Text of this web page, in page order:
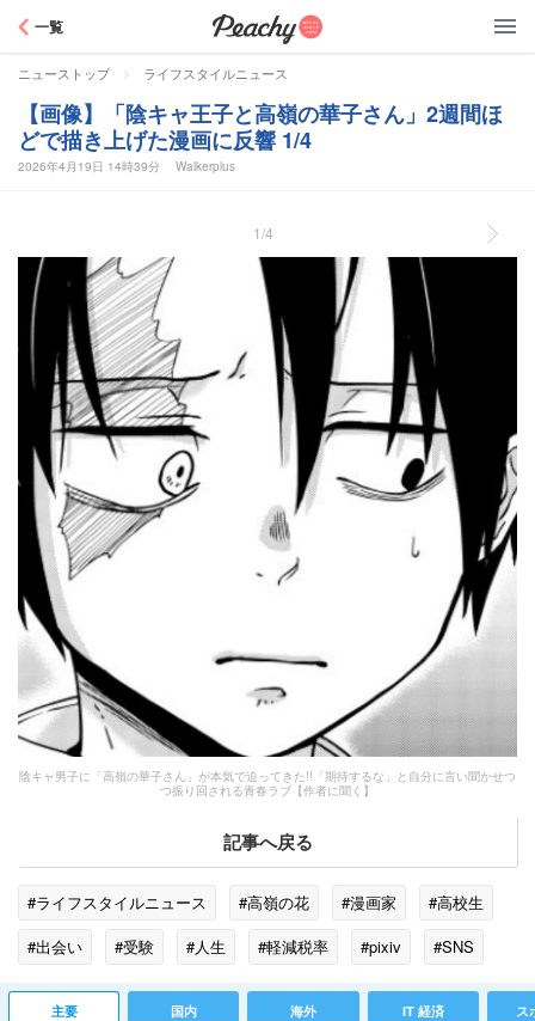
一覧
ニューストップ > ライフスタイルニュース
【画像】「陰キャ王子と高嶺の華子さん」2週間ほ
どで描き上げた漫画に反響 1/4
2026年4月19日 14時39分 Walkerplus
1/4
陰キャ男子に「高嶺の華子さん」が本気で迫ってきた!!「期待するな」と自分に言い聞かせつ
つ振り回される青春ラブ【作者に聞く】
記事へ戻る
#ライフスタイルニュース #高嶺の花 #漫画家
#高校生
#出会い
#受験 #人生 #軽減税率 #pixiv
#SNS
#激怒
主要 国内 海外 IT 経済 ス